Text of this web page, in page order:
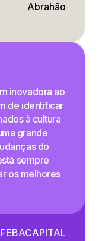
Abrahão
inovadora ao
de identificar
à cultura
grande
do
sempre
os melhores
FEBACAPITAL